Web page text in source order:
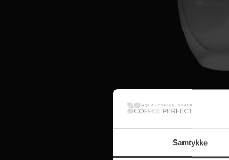
Samtykke